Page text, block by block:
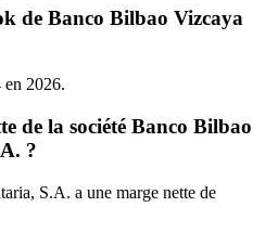
de Banco Bilbao Vizcaya
en 2026.
de la société Banco Bilbao
?
S.A. a une marge nette de